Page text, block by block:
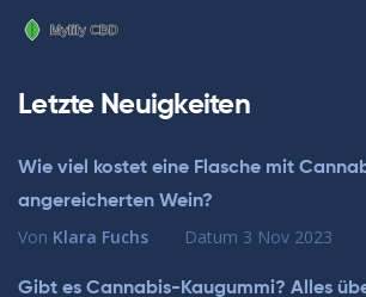
Letzte Neuigkeiten
Wie viel kostet eine Flasche mit
angereicherten Wein?
Von Klara Fuchs Datum 3 Nov 2023
Gibt es Cannabis-Kaugummi? Alles